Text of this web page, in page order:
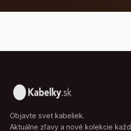
Objavte svet kabeliek.
Aktuálne zľavy a nové kolekcie